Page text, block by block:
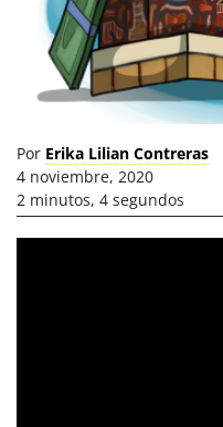
Por Erika Lilian Contreras
4 noviembre, 2020
2 minutos, 4 segundos